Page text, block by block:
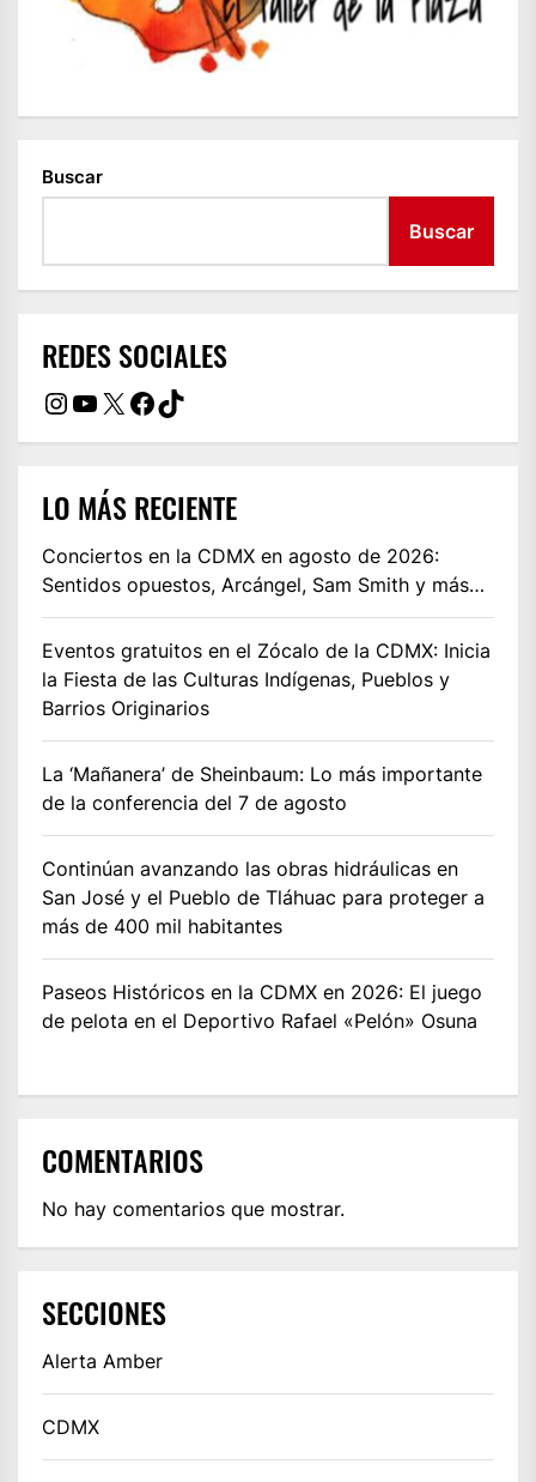
Buscar
Buscar
REDES SOCIALES
Instagram
YouTube
X Facebook
TikTok
LO MÁS RECIENTE
Conciertos en la CDMX en agosto de 2026:
Sentidos opuestos, Arcángel, Sam Smith y más…
Eventos gratuitos en el Zócalo de la CDMX: Inicia
la Fiesta de las Culturas Indígenas, Pueblos y
Barrios Originarios
La ‘Mañanera’ de Sheinbaum: Lo más importante
de la conferencia del 7 de agosto
Continúan avanzando las obras hidráulicas en
San José y el Pueblo de Tláhuac para proteger a
más de 400 mil habitantes
Paseos Históricos en la CDMX en 2026: El juego
de pelota en el Deportivo Rafael «Pelón» Osuna
COMENTARIOS
No hay comentarios que mostrar.
SECCIONES
Alerta Amber
CDMX